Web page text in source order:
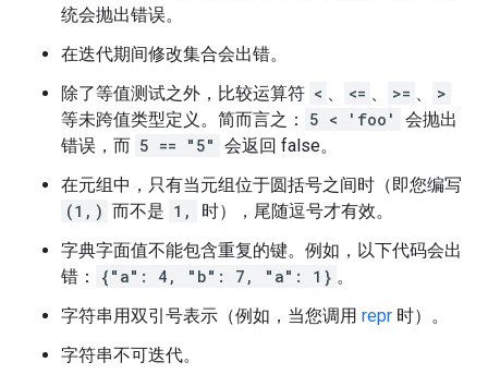
统会抛出错误。
在迭代期间修改集合会出错。
除了等值测试之外，比较运算符 < 、 <= 、 >= 、
>
等未跨值类型定义。简而言之：
5 < 'foo'
会抛出
错误，而 5 == "5" 会返回 false。
在元组中，只有当元组位于圆括号之间时（即您编写
(1,) 而不是 1,
时），尾随逗号才有效。
字典字面值不能包含重复的键。例如，以下代码会出
错：
{"a": 4, "b": 7, "a": 1} 。
字符串用双引号表示（例如，当您调用 repr 时）。
字符串不可迭代。